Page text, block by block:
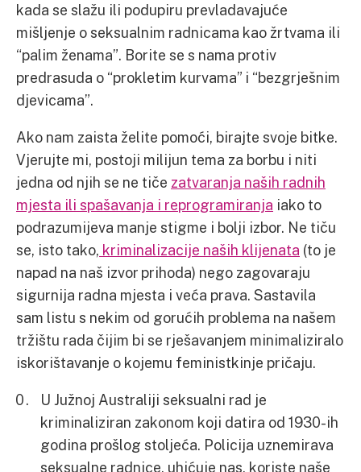
kada se slažu ili podupiru prevladavajuće
mišljenje o seksualnim radnicama kao žrtvama ili
“palim ženama”. Borite se s nama protiv
predrasuda o “prokletim kurvama” i “bezgrješnim
djevicama”.
Ako nam zaista želite pomoći, birajte svoje bitke.
Vjerujte mi, postoji milijun tema za borbu i niti
jedna od njih se ne tiče zatvaranja naših radnih
mjesta ili spašavanja i reprogramiranja iako to
podrazumijeva manje stigme i bolji izbor. Ne tiču
se, isto tako, kriminalizacije naših klijenata (to je
napad na naš izvor prihoda) nego zagovaraju
sigurnija radna mjesta i veća prava. Sastavila
sam listu s nekim od gorućih problema na našem
tržištu rada čijim bi se rješavanjem minimaliziralo
iskorištavanje o kojemu feministkinje pričaju.
U Južnoj Australiji seksualni rad je
kriminaliziran zakonom koji datira od 1930-ih
godina prošlog stoljeća. Policija uznemirava
seksualne radnice, uhićuje nas, koriste naše